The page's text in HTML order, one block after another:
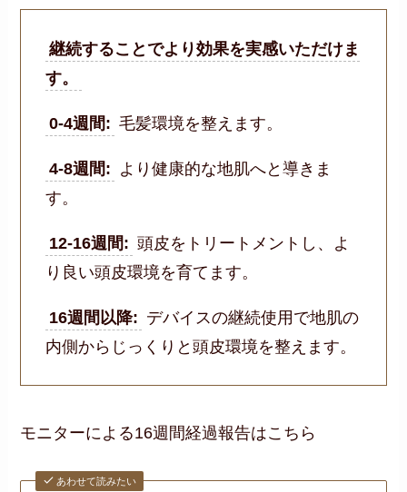
継続することでより効果を実感いただけま
す。
0-4週間: 毛髪環境を整えます。
4-8週間: より健康的な地肌へと導きま
す。
12-16週間: 頭皮をトリートメントし、よ
り良い頭皮環境を育てます。
16週間以降: デバイスの継続使用で地肌の
内側からじっくりと頭皮環境を整えます。
モニターによる16週間経過報告はこちら
あわせて読みたい